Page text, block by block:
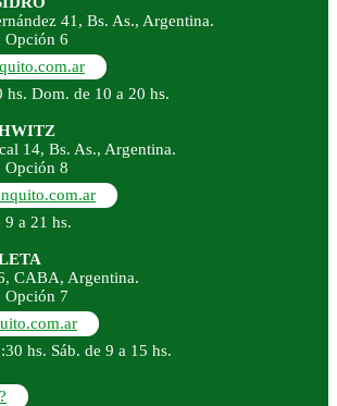
41, Bs. As., Argentina.
Opción 6
hs. Dom. de 10 a 20 hs.
14, Bs. As., Argentina.
Opción 8
a 21 hs.
CABA, Argentina.
Opción 7
hs. Sáb. de 9 a 15 hs.